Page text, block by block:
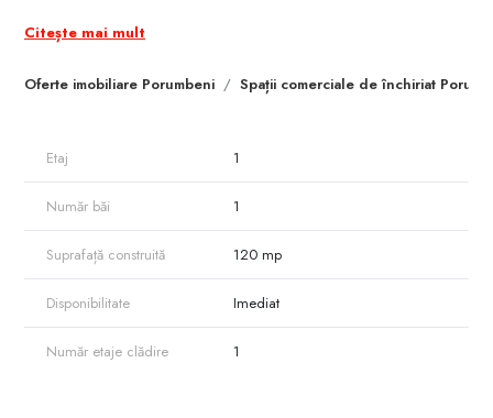
Oferte imobiliare Porumbeni Spații comerciale de închiriat
Caracteristici principale:
Stare: Renovat, gata de începerea activității
Potrivit pentru birouri, showroom, cafenea sau alte activități comerciale
Spațiu pregătit pentru utilizare imediată, fără necesitatea unor lucrări
Citește mai mult
Etaj 1
Număr băi 1
Suprafață construită 120 mp
Disponibilitate Imediat
Număr etaje clădire 1